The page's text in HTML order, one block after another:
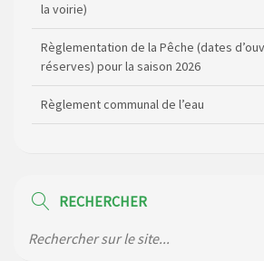
la voirie)
Règlementation de la Pêche (dates
réserves) pour la saison 2026
Règlement communal de l’eau
de la gendarmerie
RECHERCHER